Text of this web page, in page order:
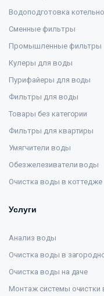
Водоподготовка
Сменные фильтры
Промышленные фильтры
Кулеры для воды
Пурифайеры для воды
Фильтры для воды
Товары без категории
Фильтры для квартиры
Умягчители воды
Обезжелезиватели воды
Очистка воды в коттедже
Услуги
Анализ воды
Очистка воды в
Очистка воды на даче
Монтаж системы очистки